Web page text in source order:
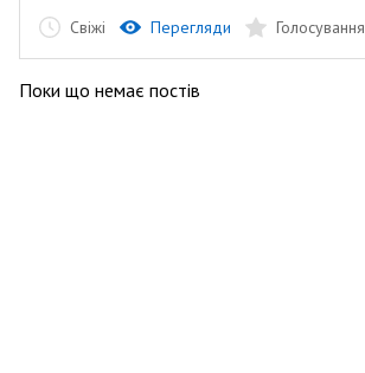
Свіжі Перегляди Голосування
Поки що немає постів